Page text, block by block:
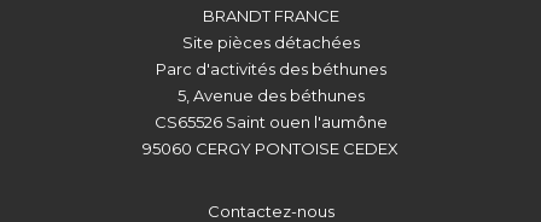
BRANDT FRANCE
Site pièces détachées
Parc d'activités des béthunes
5, Avenue des béthunes
CS65526 Saint ouen l'aumône
95060 CERGY PONTOISE CEDEX
Contactez-nous